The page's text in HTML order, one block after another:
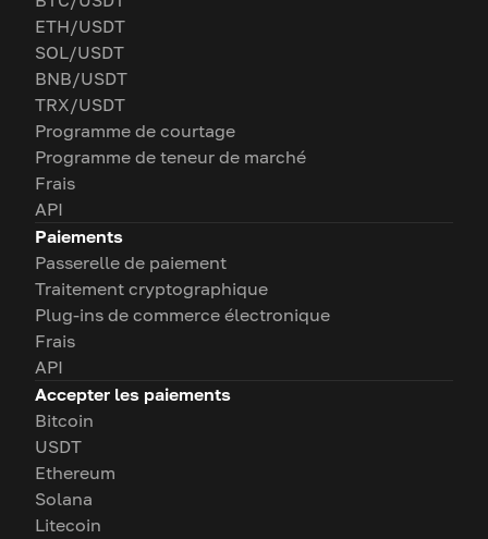
ETH/USDT
SOL/USDT
BNB/USDT
TRX/USDT
Programme de courtage
Programme de teneur de marché
Frais
API
Paiements
Passerelle de paiement
Traitement cryptographique
Plug-ins de commerce électronique
Frais
API
Accepter les paiements
Bitcoin
USDT
Ethereum
Solana
Litecoin